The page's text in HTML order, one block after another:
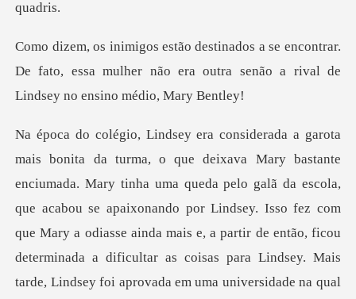
ontrar.
De fato, essa mulher não era outra senão
escola,
que acabou se apaixonando por Lindsey. Isso fez com
que Mary a odiasse ainda mais e, a partir de então, ficou
determinada a dificultar as coi